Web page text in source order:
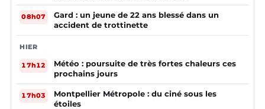
08h07
Gard : un jeune de 22 ans blessé dans un
accident de trottinette
HIER
17h12
Météo : poursuite de très fortes chaleurs ces
prochains jours
17h03
Montpellier Métropole : du ciné sous les
étoiles